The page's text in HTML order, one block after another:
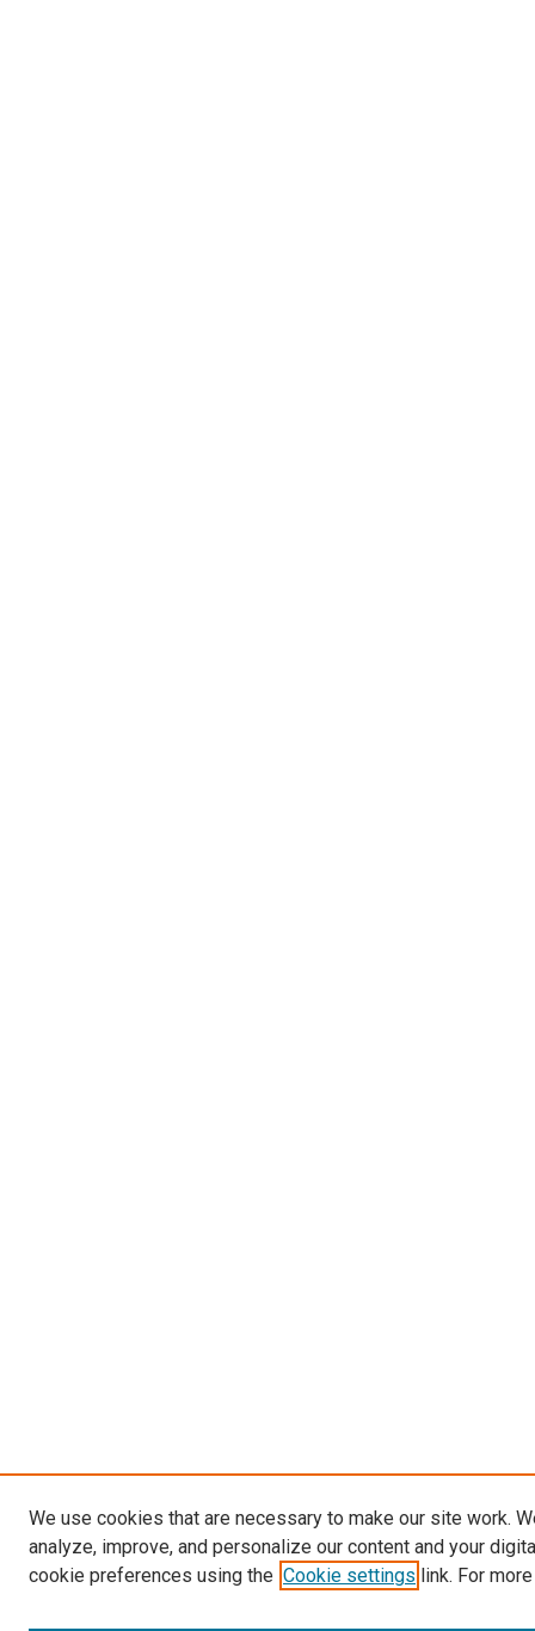
We use cookies that are necessary to make our site work.
analyze, improve, and personalize our content and your
cookie preferences using the Cookie settings link. For